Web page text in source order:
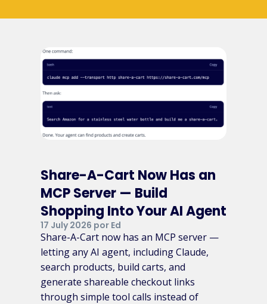
Share-A-Cart Now Has an
MCP Server — Build
Shopping Into Your AI Agent
17 July 2026 por Ed
Share-A-Cart now has an MCP server —
letting any AI agent, including Claude,
search products, build carts, and
generate shareable checkout links
through simple tool calls instead of